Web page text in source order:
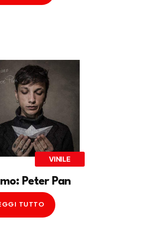
VINILE
Peter Pan
TUTTO